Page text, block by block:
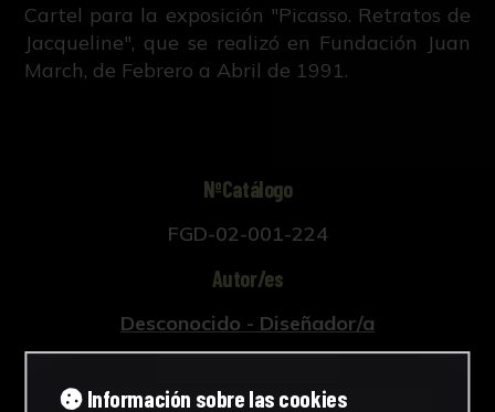
Cartel para la exposición "Picasso. Retratos de
Jacqueline", que se realizó en Fundación Juan
March, de Febrero a Abril de 1991.
NºCatálogo
FGD-02-001-224
Autor/es
Desconocido - Diseñador/a
Información sobre las cookies